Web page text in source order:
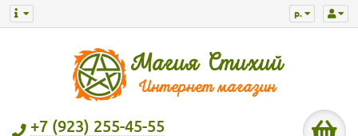
р.
+7 (923) 255-45-55